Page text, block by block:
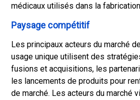
médicaux utilisés dans la
Paysage compétitif
Les principaux acteurs du marché
usage unique utilisent des
fusions et acquisitions, les
les lancements de produits pour
de marché. Les acteurs du marché